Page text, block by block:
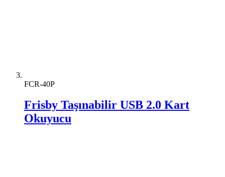
FCR-40P
Frisby Taşınabilir USB 2.0 Kart
Okuyucu